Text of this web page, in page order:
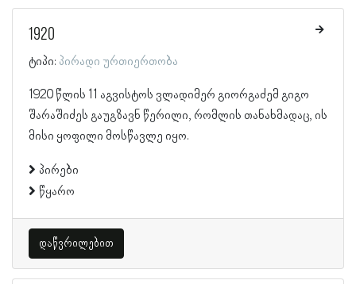
1920
ტიპი: პირადი ურთიერთობა
1920 წლის 11 აგვისტოს ვლადიმერ გიორგაძემ გიგო
შარაშიძეს გაუგზავნ წერილი, რომლის თანახმადაც, ის
მისი ყოფილი მოსწავლე იყო.
პირები
წყარო
დაწვრილებით